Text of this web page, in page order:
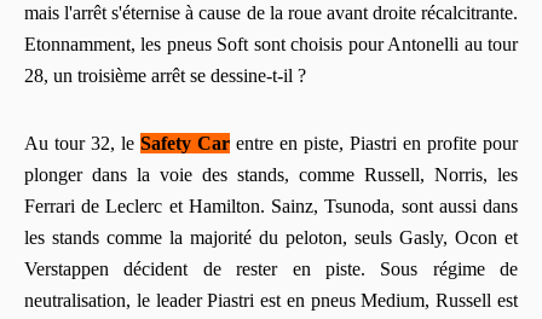
mais l'arrêt s'éternise à cause de la roue avant droite récalcitrante.
Etonnamment, les pneus Soft sont choisis pour Antonelli au tour
28, un troisième arrêt se dessine-t-il ?
Au tour 32, le Safety Car entre en piste, Piastri en profite pour
plonger dans la voie des stands, comme Russell, Norris, les
Ferrari de Leclerc et Hamilton. Sainz, Tsunoda, sont aussi dans
les stands comme la majorité du peloton, seuls Gasly, Ocon et
Verstappen décident de rester en piste. Sous régime de
neutralisation, le leader Piastri est en pneus Medium, Russell est